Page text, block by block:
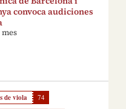
convoca audiciones
mes
de viola 74